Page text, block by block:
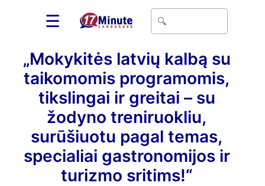
☰
„Mokykitės latvių kalbą su
taikomomis programomis,
tikslingai ir greitai – su
žodyno treniruokliu,
surūšiuotu pagal temas,
specialiai gastronomijos ir
turizmo sritims!“